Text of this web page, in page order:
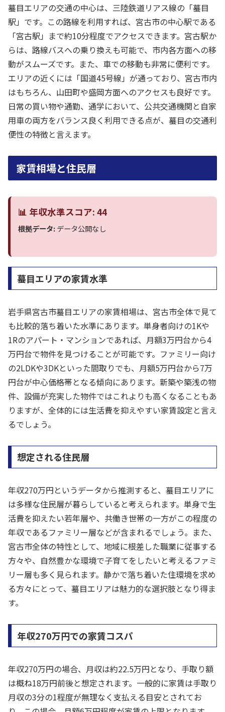
蟇目エリアの交通の中心は、三陸鉄道リアス線の「蟇目
駅」です。この路線を利用すれば、宮古市の中心駅である
「宮古駅」まで約10分程度でアクセスできます。宮古駅か
らは、路線バスへの乗り換えも可能で、市内各方面への移
動がスムーズです。また、車での移動も非常に便利です。
エリアの近くには「国道45号線」が通っており、宮古市内
はもちろん、山田町や盛岡方面へのアクセスも良好です。
日常の買い物や通勤、通学において、公共交通機関と自家
用車の両方をバランス良く利用できる点が、蟇目の交通利
便性の特徴と言えます。
家賃相場と住民層
📊 年収水準スコア: 44
根拠データ:データ公開なし
蟇目エリアの家賃水準
岩手県宮古市蟇目エリアの家賃相場は、宮古市全体で見て
も比較的落ち着いた水準にあります。単身者向けの1Kや
1Rのアパート・マンションであれば、月額3万円台から4
万円台で物件を見つけることが可能です。ファミリー向け
の2LDKや3DKといった間取りでも、月額5万円台から7万
円台が中心価格帯となる傾向にあります。新築や築浅の物
件、設備が充実した物件ではこれよりも高くなることもあ
りますが、全体的には生活費を抑えやすい家賃設定と言え
るでしょう。
想定される住民層
年収270万円というデータから推測すると、蟇目エリアに
は多様な住民層が暮らしていると考えられます。単身で生
活費を抑えたい若年層や、共働き世帯の一方がこの程度の
年収であるファミリー層などが含まれるでしょう。また、
宮古市全体の特性として、地域に根差した職業に従事する
方々や、自然豊かな環境で子育てをしたいと考えるファミ
リー層も多く見られます。静かで落ち着いた住環境を求め
る方々にとって、蟇目エリアは魅力的な選択肢となり得ま
す。
年収270万円での家賃コスパ
年収270万円の場合、月収は約22.5万円となり、手取り額
は概ね18万円前後と想定されます。一般的に家賃は手取り
月収の3分の1程度が無理なく支払える目安とされてお